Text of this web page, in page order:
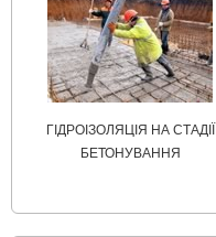
ГІДРОІЗОЛЯЦІЯ НА СТАДІЇ
БЕТОНУВАННЯ